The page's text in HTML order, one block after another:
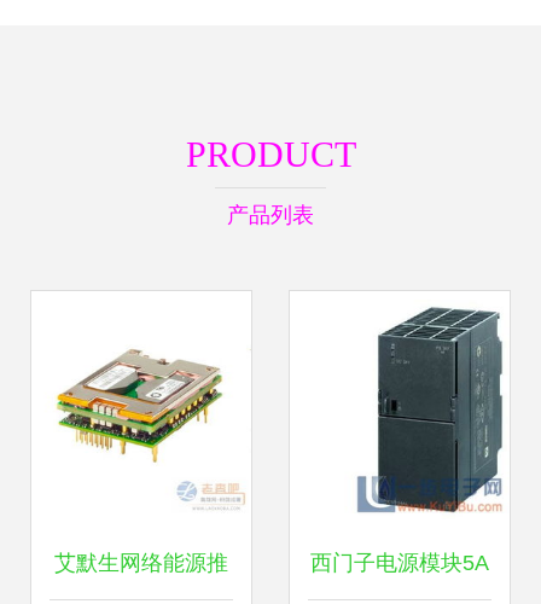
PRODUCT
产品列表
艾默生网络能源推 西门子电源模块5A